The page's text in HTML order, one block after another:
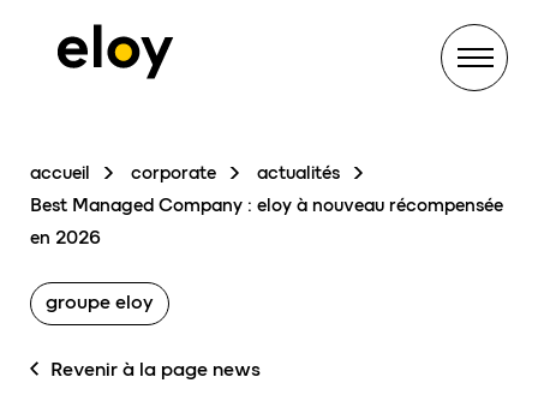
Menu
accueil corporate
actualités
Best Managed Company : eloy à nouveau récompensée
en 2026
groupe eloy
Revenir à la page news